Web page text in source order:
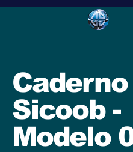
Caderno
Sicoob -
Modelo